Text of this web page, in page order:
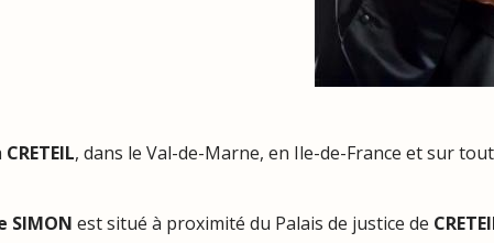
CRETEIL, dans le Val-de-Marne, en Ile-de-France et sur
SIMON est situé à proximité du Palais de justice de